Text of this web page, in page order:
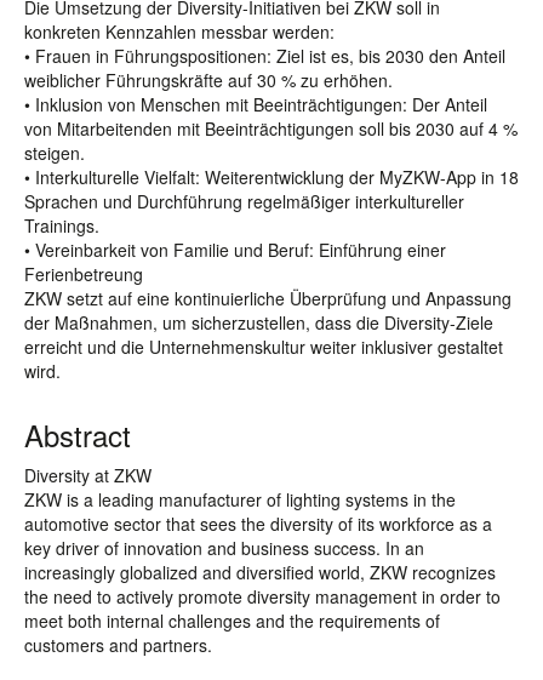
Die Umsetzung der Diversity-Initiativen bei ZKW soll in
konkreten Kennzahlen messbar werden:
• Frauen in Führungspositionen: Ziel ist es, bis 2030 den Anteil
weiblicher Führungskräfte auf 30 % zu erhöhen.
• Inklusion von Menschen mit Beeinträchtigungen: Der Anteil
von Mitarbeitenden mit Beeinträchtigungen soll bis 2030 auf 4 %
steigen.
• Interkulturelle Vielfalt: Weiterentwicklung der MyZKW-App in 18
Sprachen und Durchführung regelmäßiger interkultureller
Trainings.
• Vereinbarkeit von Familie und Beruf: Einführung einer
Ferienbetreung
ZKW setzt auf eine kontinuierliche Überprüfung und Anpassung
der Maßnahmen, um sicherzustellen, dass die Diversity-Ziele
erreicht und die Unternehmenskultur weiter inklusiver gestaltet
wird.
Abstract
Diversity at ZKW
ZKW is a leading manufacturer of lighting systems in the
automotive sector that sees the diversity of its workforce as a
key driver of innovation and business success. In an
increasingly globalized and diversified world, ZKW recognizes
the need to actively promote diversity management in order to
meet both internal challenges and the requirements of
customers and partners.